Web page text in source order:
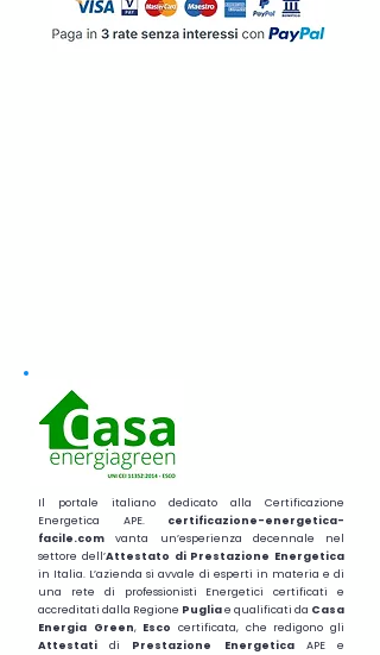
Il portale italiano dedicato alla Certificazione
Energetica APE. certificazione-energetica-
facile.com vanta un’esperienza decennale nel
settore dell’Attestato di Prestazione Energetica
in Italia. L’azienda si avvale di esperti in materia e di
una rete di professionisti Energetici certificati e
accreditati dalla Regione Pugliae qualificati da Casa
Energia Green, Escocertificata, che redigono gli
Attestatidi Prestazione EnergeticaAPE e